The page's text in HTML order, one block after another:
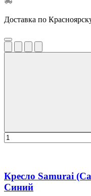
Доставка по
Кресло Samurai
Синий